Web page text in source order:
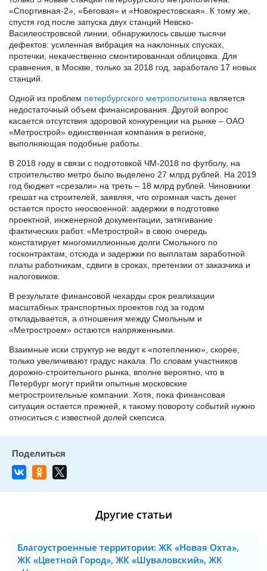
«Спортивная-2», «Беговая» и «Новокрестовская». К тому же,
спустя год после запуска двух станций Невско-
Василеостровской линии, обнаружилось свыше тысячи
дефектов: усиленная вибрация на наклонных спусках,
протечки, некачественно смонтированная облицовка. Для
сравнения, в Москве, только за 2018 год, заработало 17 новых
станций.
Одной из проблем петербургского метрополитена является
недостаточный объем финансирования. Другой вопрос
касается отсутствия здоровой конкуренции на рынке – ОАО
«Метрострой» единственная компания в регионе,
выполняющая подобные работы.
В 2018 году в связи с подготовкой ЧМ-2018 по футболу, на
строительство метро было выделено 27 млрд рублей. На 2019
год бюджет «срезали» на треть – 18 млрд рублей. Чиновники
грешат на строителей, заявляя, что огромная часть денег
остается просто неосвоенной: задержки в подготовке
проектной, инженерной документации, затягивание
фактических работ. «Метрострой» в свою очередь
констатирует многомиллионные долги Смольного по
госконтрактам, отсюда и задержки по выплатам заработной
платы работникам, сдвиги в сроках, претензии от заказчика и
налоговиков.
В результате финансовой чехарды срок реализации
масштабных транспортных проектов год за годом
откладывается, а отношения между Смольным и
«Метростроем» остаются напряженными.
Взаимные иски структур не ведут к «потеплению», скорее,
только увеличивают градус накала. По словам участников
дорожно-строительного рынка, вполне вероятно, что в
Петербург могут прийти опытные московские
метростроительные компании. Хотя, пока финансовая
ситуация остается прежней, к такому повороту событий нужно
относиться с известной долей скепсиса.
Другие статьи
Благоустроенные территории: ЖК «Новая Охта»,
ЖК «Цветной Город», ЖК «Шуваловский», ЖК